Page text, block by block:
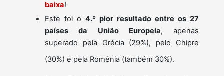
baixa!
Este foi o 4.º pior resultado entre os 27
países da União Europeia, apenas
superado pela Grécia (29%), pelo Chipre
(30%) e pela Roménia (também 30%).